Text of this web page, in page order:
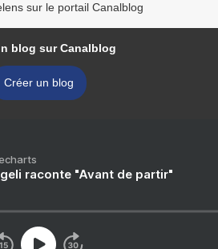
sur le portail Canalblog
blog sur Canalblog
Créer un blog
raconte "Avant de partir"